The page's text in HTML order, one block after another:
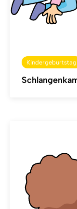
Kindergeburtstag